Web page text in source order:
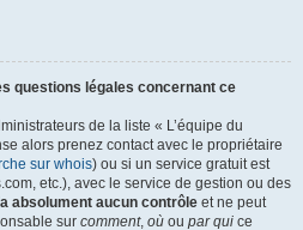
questions légales concernant ce
de la liste « L’équipe du
alors prenez contact avec le propriétaire
sur whois) ou si un service gratuit est
etc.), avec le service de gestion ou des
absolument aucun contrôle et ne peut
sur comment, où ou par qui ce